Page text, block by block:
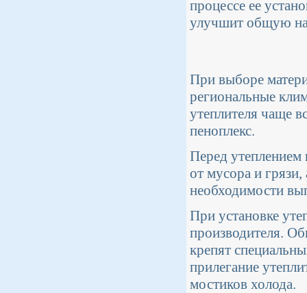
процессе ее
улучшит общую
При выборе
региональные
утеплителя чаще
пеноплекс.
Перед утеплением
от мусора и
необходимости
При установке
производителя.
крепят
прилегание
мостиков холода.